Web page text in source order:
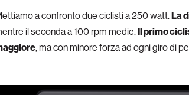
a confronto due ciclisti a 250 watt.La
il seconda a 100 rpm medie.Il primo
, ma con minore forza ad ogni giro di